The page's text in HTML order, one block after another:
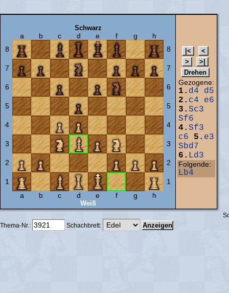
Schwarz
a b c d e f g
h
8
8
7 7
6 6
5 5
4 4
3 3
2 2
1
1
a
b c d e f g h
Weiß
Gezogene:
1. d4
d5
2. c4
e6
3. Sc3
Sf6
4. Sf3
c6
5. e3
Sbd7
6. Ld3
Folgende:
Lb4
Thema-Nr.:
Schachbrett: